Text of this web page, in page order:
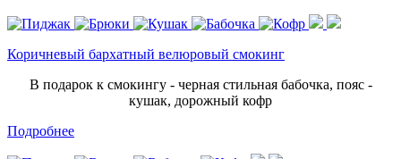
Коричневый бархатный велюровый смокинг
В подарок к смокингу - черная стильная бабочка, пояс -
кушак, дорожный кофр
Подробнее